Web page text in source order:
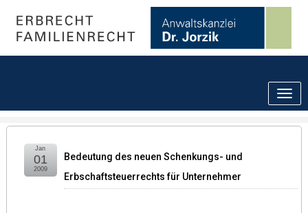
Bedeutung des neuen Schenkungs- und
Erbschaftsteuerrechts für Unternehmer
Jan
01
2009